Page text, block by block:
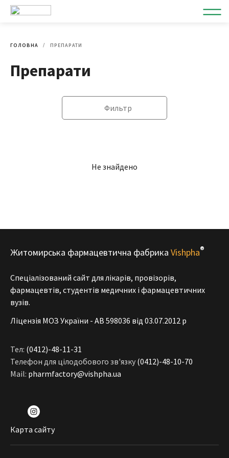
ГОЛОВНА ПРЕПАРАТИ
Препарати
Фильтр
Не знайдено
Житомирська фармацевтична фабрика Vishpha®
Спеціалізований сайт для лікарів, провізорів,
фармацевтів, студентів медичних і фармацевтичних
вузів.
Ліцензія МОЗ України - АВ 598036 від 03.07.2012 р
Тел: (0412)-48-11-31
Телефон для цілодобового зв'язку (0412)-48-10-70
Mail: pharmfactory@vishpha.ua
Карта сайту